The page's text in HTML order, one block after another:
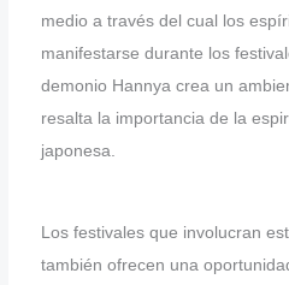
medio a través del cual los
manifestarse durante los
demonio Hannya crea un
resalta la importancia de la
japonesa.
Los festivales que involucran
también ofrecen una